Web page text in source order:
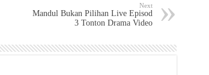
Next
Mandul Bukan Pilihan Live Episod
3 Tonton Drama Video